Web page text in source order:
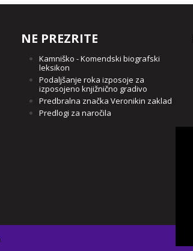
NE PREZRITE
Kamniško - Komendski biografski
leksikon
Podaljšanje roka izposoje za
izposojeno knjižnično gradivo
Predbralna značka Veronikin zaklad
Predlogi za naročila